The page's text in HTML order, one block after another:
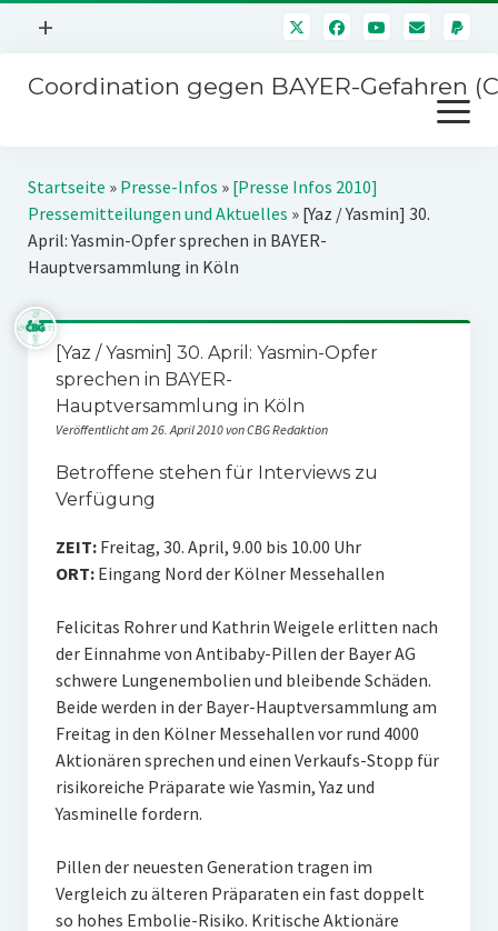
Menü
+
Mitmachen
Über uns
Kontakt
Störfälle
Coordination gegen BAYER-Gefahren
Menü
öffnen
Kampagnen
Stichwort BAYER
Jahrestagung
SPENDEN
Startseite » Presse-Infos » [Presse Infos 2010]
Pressemitteilungen und Aktuelles » [Yaz / Yasmin] 30.
April: Yasmin-Opfer sprechen in BAYER-
Hauptversammlung in Köln
[Yaz / Yasmin] 30. April: Yasmin-Opfer
sprechen in BAYER-
Hauptversammlung in Köln
Veröffentlicht am 26. April 2010 von CBG Redaktion
Betroffene stehen für Interviews zu
Verfügung
ZEIT:Freitag, 30. April, 9.00 bis 10.00 Uhr
ORT:Eingang Nord der Kölner Messehallen
Felicitas Rohrer und Kathrin Weigele erlitten nach
der Einnahme von Antibaby-Pillen der Bayer AG
schwere Lungenembolien und bleibende Schäden.
Beide werden in der Bayer-Hauptversammlung am
Freitag in den Kölner Messehallen vor rund 4000
Aktionären sprechen und einen Verkaufs-Stopp für
risikoreiche Präparate wie Yasmin, Yaz und
Yasminelle fordern.
Pillen der neuesten Generation tragen im
Vergleich zu älteren Präparaten ein fast doppelt
so hohes Embolie-Risiko. Kritische Aktionäre